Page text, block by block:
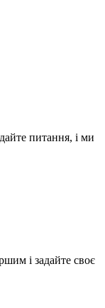
питання, і ми
і задайте своє